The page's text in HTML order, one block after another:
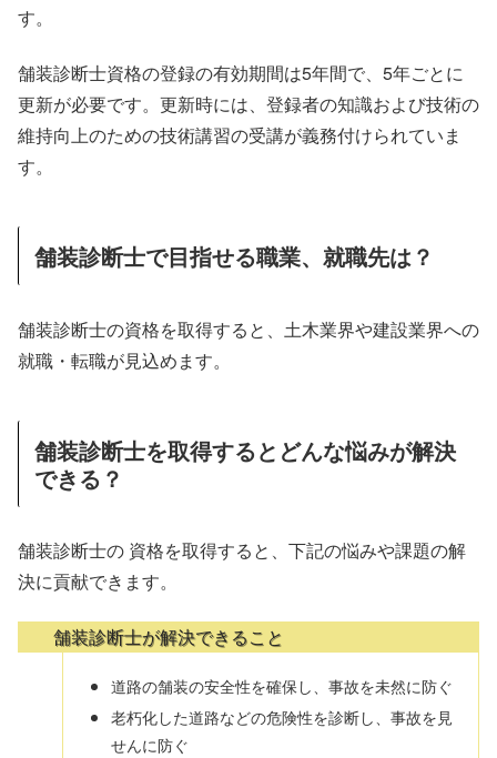
す。
舗装診断士資格の登録の有効期間は5年間で、5年ごとに
更新が必要です。更新時には、登録者の知識および技術の
維持向上のための技術講習の受講が義務付けられていま
す。
舗装診断士で目指せる職業、就職先は？
舗装診断士の資格を取得すると、土木業界や建設業界への
就職・転職が見込めます。
舗装診断士を取得するとどんな悩みが解決
できる？
舗装診断士の 資格を取得すると、下記の悩みや課題の解
決に貢献できます。
舗装診断士が解決できること
道路の舗装の安全性を確保し、事故を未然に防ぐ
老朽化した道路などの危険性を診断し、事故を見
せんに防ぐ